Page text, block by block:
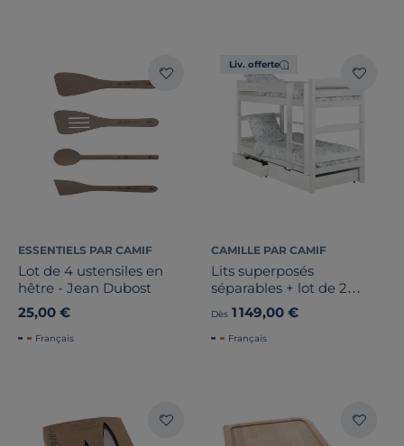
ESSENTIELS PAR CAMIF
Lot de 4 ustensiles en
hêtre - Jean Dubost
25,00 €
Français
Liv. offerte
CAMILLE PAR CAMIF
Lits superposés
séparables + lot de 2
tiroirs
Dès 1 149,00 €
Français